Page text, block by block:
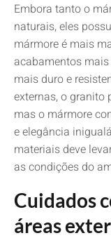
Embora tanto o
naturais, eles
mármore é mais
acabamentos
mais duro e
externas, o granito
mas o mármore
e elegância
materiais deve
as condições do
Cuidados
áreas